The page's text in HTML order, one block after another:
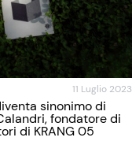
11 Luglio 2023
sinonimo di
fondatore di
di KRANG 05